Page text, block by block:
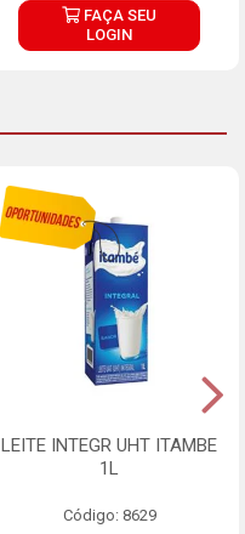
FAÇA SEU
LOGIN
LEITE INTEGR UHT ITAMBE
1L
Código: 8629